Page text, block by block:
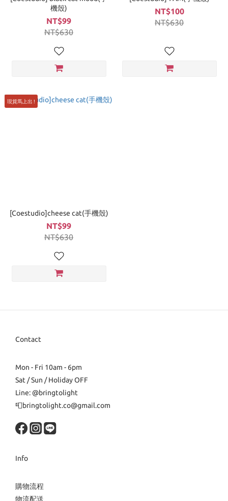
機殼)
NT$99
NT$630
NT$100
NT$630
現貨馬上出 !
[Coestudio]cheese cat(手機殼)
NT$99
NT$630
Contact
Mon - Fri 10am - 6pm
Sat / Sun / Holiday OFF
Line: @bringtolight
📮bringtolight.co@gmail.com
Info
購物流程
物流配送